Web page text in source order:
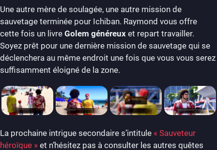
Une autre mère de soulagée, une autre mission de
sauvetage terminée pour Ichiban. Raymond vous offre
cette fois un livre Golem généreux et repart travailler.
Soyez prêt pour une dernière mission de sauvetage qui se
déclenchera au même endroit une fois que vous vous serez
suffisamment éloigné de la zone.
La prochaine intrigue secondaire s’intitule « Sauveteur
héroïque » et n’hésitez pas à consulter les autres quêtes